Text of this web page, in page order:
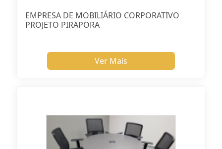
EMPRESA DE MOBILIÁRIO CORPORATIVO
PROJETO PIRAPORA
Ver Mais